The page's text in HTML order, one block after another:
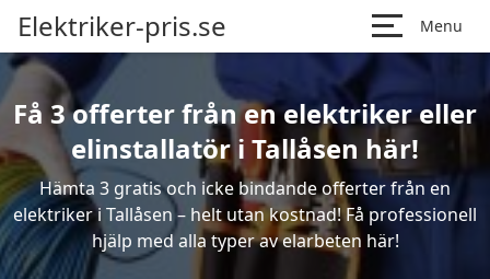
Elektriker-pris.se Menu
Få 3 offerter från en elektriker eller
elinstallatör i Tallåsen här!
Hämta 3 gratis och icke bindande offerter från en
elektriker i Tallåsen – helt utan kostnad! Få professionell
hjälp med alla typer av elarbeten här!